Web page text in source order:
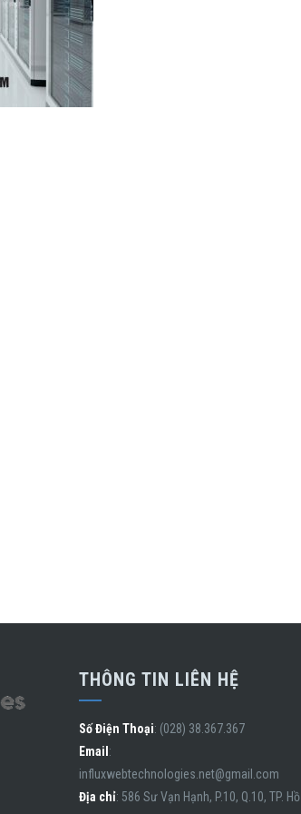
THÔNG TIN LIÊN HỆ
Số Điện Thoại: (028) 38.367.367
Email :
influxwebtechnologies.net@gmail.com
Địa chỉ: 586 Sư Vạn Hạnh, P.10, Q.10, TP. Hồ